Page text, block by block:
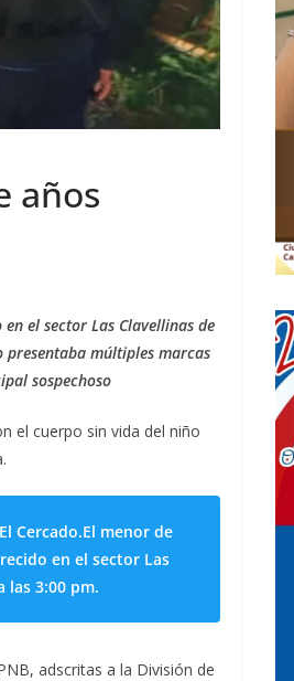
años
el sector Las Clavellinas de
presentaba múltiples marcas
sospechoso
el cuerpo sin vida del niño
Cercado.El menor de
en el sector Las
las 3:00 pm.
adscritas a la División de